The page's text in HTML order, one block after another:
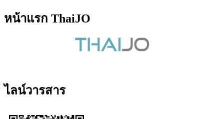
หน้าแรก ThaiJO
ไลน์วารสาร